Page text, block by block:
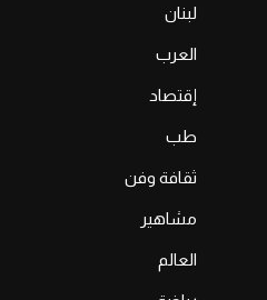
لبنان
العرب
إقتصاد
طب
ثقافة وفن
مشاهير
العالم